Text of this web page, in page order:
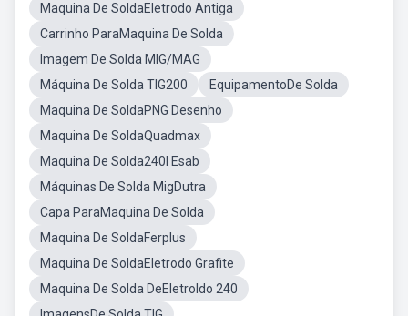
Maquina De SoldaEletrodo Antiga
Carrinho ParaMaquina De Solda
Imagem De Solda MIG/MAG
Máquina De Solda TIG200
EquipamentoDe Solda
Maquina De SoldaPNG Desenho
Maquina De SoldaQuadmax
Maquina De Solda240I Esab
Máquinas De Solda MigDutra
Capa ParaMaquina De Solda
Maquina De SoldaFerplus
Maquina De SoldaEletrodo Grafite
Maquina De Solda DeEletroldo 240